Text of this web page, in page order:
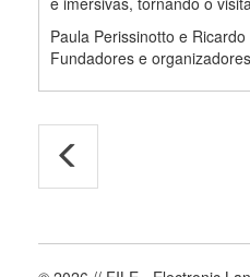
Paula Perissinotto e
Fundadores e